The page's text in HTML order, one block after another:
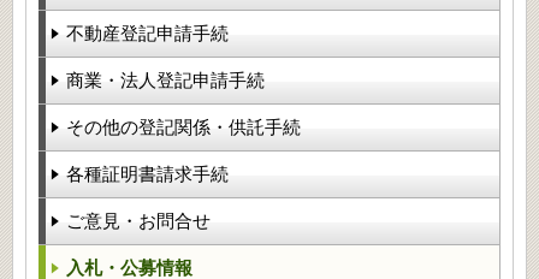
不動産登記申請手続
商業・法人登記申請手続
その他の登記関係・供託手続
各種証明書請求手続
ご意見・お問合せ
入札・公募情報